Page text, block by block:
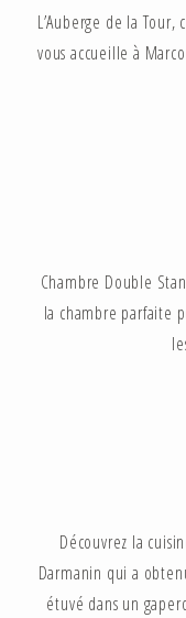
L’Auberge de la
vous accueille à
Chambre Double
la chambre parfaite
Découvrez la
Darmanin qui a
étuvé dans un